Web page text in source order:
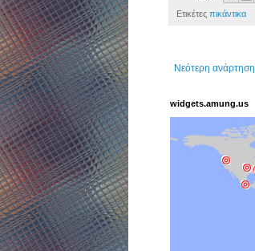
Ετικέτες πικάντικα
Νεότερη ανάρτηση
widgets.amung.us